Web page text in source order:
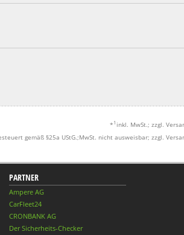
* 1 inkl. MwSt.; zzgl.
gemäß §25a UStG.;MwSt. nicht ausweisbar; zzgl.
PARTNER
Ampere AG
CarFleet24
CRONBANK AG
Der Sicherheits-Checker